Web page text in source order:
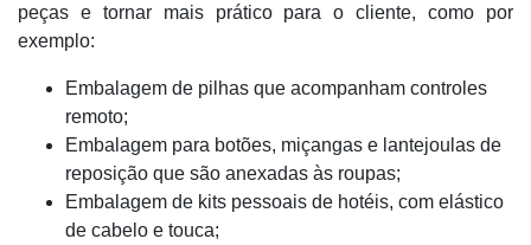
peças e tornar mais prático para o cliente, como por
exemplo:
Embalagem de pilhas que acompanham controles
remoto;
Embalagem para botões, miçangas e lantejoulas de
reposição que são anexadas às roupas;
Embalagem de kits pessoais de hotéis, com elástico
de cabelo e touca;